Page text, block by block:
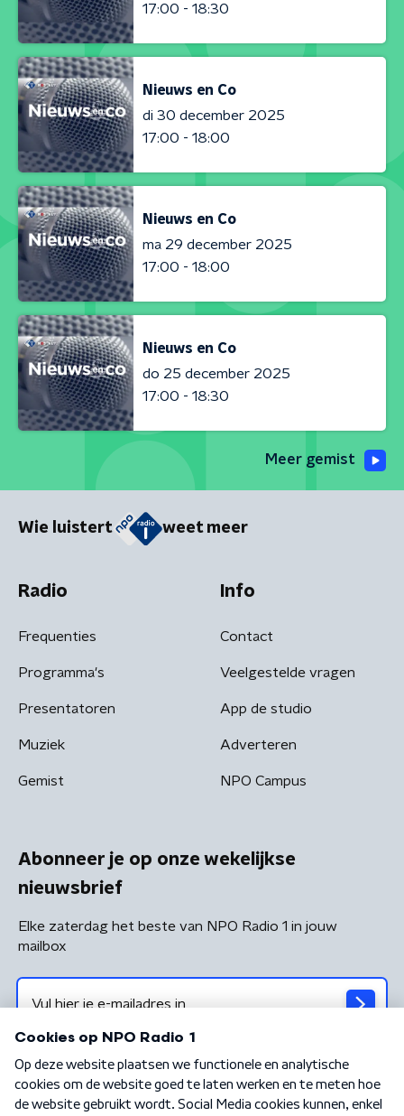
17:00 - 18:30
Nieuws en Co
di 30 december 2025
17:00 - 18:00
Nieuws en Co
ma 29 december 2025
17:00 - 18:00
Nieuws en Co
do 25 december 2025
17:00 - 18:30
Meer gemist
Wie luistert weet meer
Radio
Frequenties
Programma's
Presentatoren
Muziek
Gemist
Info
Contact
Veelgestelde vragen
App de studio
Adverteren
NPO Campus
Abonneer je op onze wekelijkse
nieuwsbrief
Elke zaterdag het beste van NPO Radio 1 in jouw
mailbox